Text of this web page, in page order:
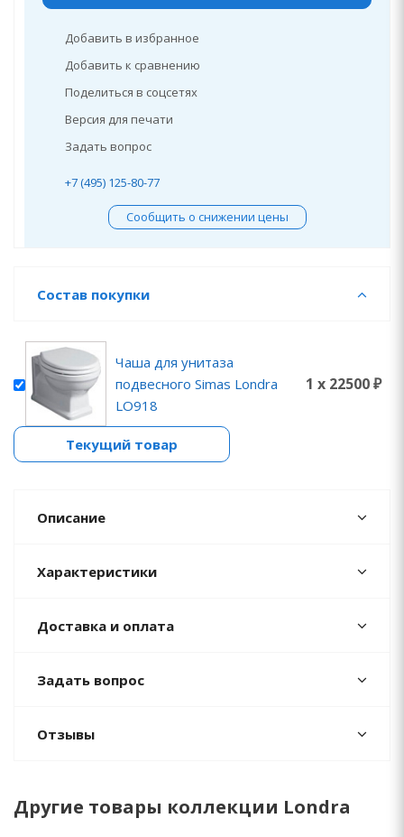
Добавить в избранное
Добавить к сравнению
Поделиться в соцсетях
Версия для печати
Задать вопрос
+7 (495) 125-80-77
Сообщить о снижении цены
Состав покупки
Чаша для унитаза
подвесного Simas Londra
LO918
1 x 22500 ₽
Текущий товар
Описание
Характеристики
Доставка и оплата
Задать вопрос
Отзывы
Другие товары коллекции Londra